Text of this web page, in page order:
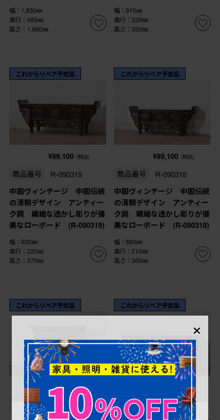
幅：1,830㎜
奥行：485㎜
高さ：1,880㎜
幅：910㎜
奥行：220㎜
高さ：350㎜
これからリペア予定品
¥89,100 (税込)
商品番号 R-090319
中国ヴィンテージ 中国伝統
の清朝デザイン アンティー
ク調 繊細な透かし彫りが優
美なローボード (R-090319)
幅：920㎜
奥行：220㎜
高さ：370㎜
これからリペア予定品
¥89,100 (税込)
商品番号 R-090318
中国ヴィンテージ 中国伝統
の清朝デザイン アンティー
ク調 繊細な透かし彫りが優
美なローボード (R-090318)
幅：880㎜
奥行：210㎜
高さ：360㎜
これからリペア予定品
¥148,500 (税込)
商品番号 R-090316
これからリペア予定品
(税込)
商品番号 R-090314
×